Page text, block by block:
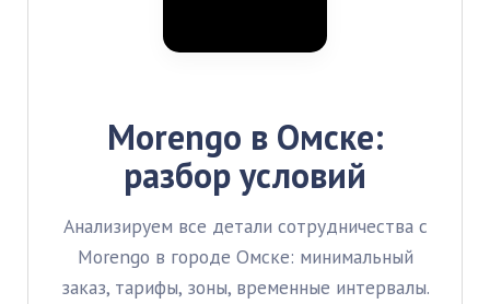
Morengo в Омске:
разбор условий
Анализируем все детали сотрудничества с
Morengo в городе Омске: минимальный
заказ, тарифы, зоны, временные интервалы.